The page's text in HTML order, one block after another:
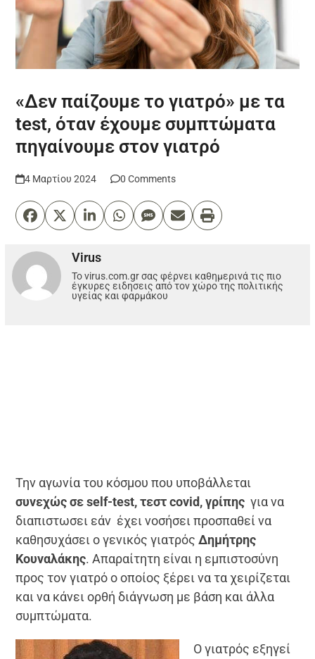
«Δεν παίζουμε το γιατρό» με τα
test, όταν έχουμε συμπτώματα
πηγαίνουμε στον γιατρό
4 Μαρτίου 2024 0 Comments
Virus
Το virus.com.gr σας φέρνει καθημερινά τις πιο
έγκυρες ειδησεις από τον χώρο της πολιτικής
υγείας και φαρμάκου
Την αγωνία του κόσμου που υποβάλλεται
συνεχώς σε self-test, τεστ covid, γρίπης για να
διαπιστωσει εάν έχει νοσήσει προσπαθεί να
καθησυχάσει ο γενικός γιατρός Δημήτρης
Κουναλάκης. Απαραίτητη είναι η εμπιστοσύνη
προς τον γιατρό ο οποίος ξέρει να τα χειρίζεται
και να κάνει ορθή διάγνωση με βάση και άλλα
συμπτώματα.
Ο γιατρός εξηγεί